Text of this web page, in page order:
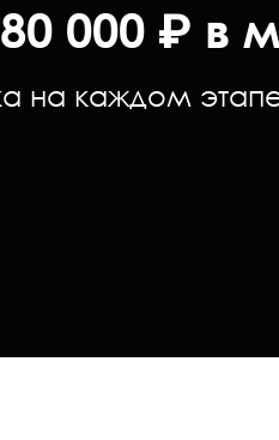
000 ₽ в
на каждом